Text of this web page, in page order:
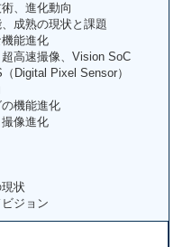
、進化動向
成熟の現状と課題
能進化
高速撮像、Vision SoC
Digital Pixel Sensor）
機能進化
像進化
状
ジョン